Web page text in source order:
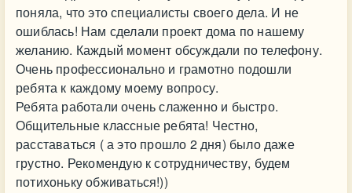
поняла, что это специалисты своего дела. И не
ошиблась! Нам сделали проект дома по нашему
желанию. Каждый момент обсуждали по телефону.
Очень профессионально и грамотно подошли
ребята к каждому моему вопросу.
Ребята работали очень слаженно и быстро.
Общительные классные ребята! Честно,
расставаться ( а это прошло 2 дня) было даже
грустно. Рекомендую к сотрудничеству, будем
потихоньку обживаться!))